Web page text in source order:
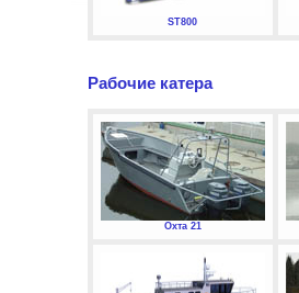
ST800
Рабочие катера
Охта 21